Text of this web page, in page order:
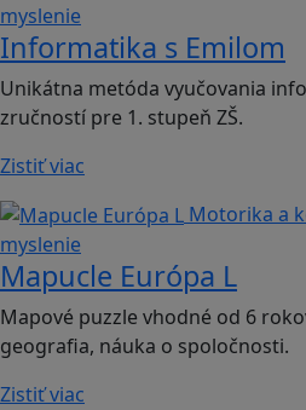
myslenie
Informatika s Emilom
Unikátna metóda vyučovania
zručností pre 1. stupeň ZŠ.
Zistiť viac
Motorika a
myslenie
Mapucle Európa L
Mapové puzzle vhodné od 6
geografia, náuka o spoločnosti.
Zistiť viac